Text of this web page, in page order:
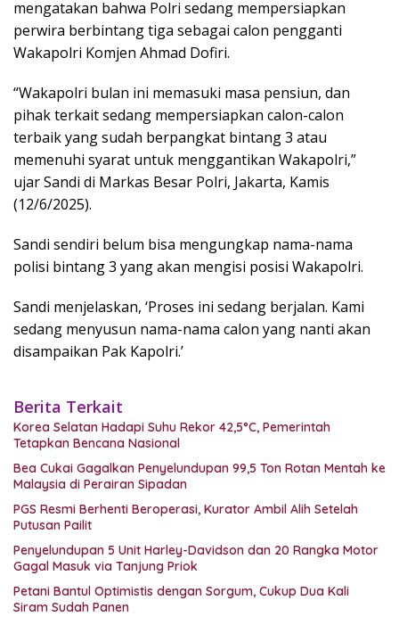
mengatakan bahwa Polri sedang mempersiapkan
perwira berbintang tiga sebagai calon pengganti
Wakapolri Komjen Ahmad Dofiri.
“Wakapolri bulan ini memasuki masa pensiun, dan
pihak terkait sedang mempersiapkan calon-calon
terbaik yang sudah berpangkat bintang 3 atau
memenuhi syarat untuk menggantikan Wakapolri,”
ujar Sandi di Markas Besar Polri, Jakarta, Kamis
(12/6/2025).
Sandi sendiri belum bisa mengungkap nama-nama
polisi bintang 3 yang akan mengisi posisi Wakapolri.
Sandi menjelaskan, ‘Proses ini sedang berjalan. Kami
sedang menyusun nama-nama calon yang nanti akan
disampaikan Pak Kapolri.’
Berita Terkait
Korea Selatan Hadapi Suhu Rekor 42,5°C, Pemerintah
Tetapkan Bencana Nasional
Bea Cukai Gagalkan Penyelundupan 99,5 Ton Rotan Mentah ke
Malaysia di Perairan Sipadan
PGS Resmi Berhenti Beroperasi, Kurator Ambil Alih Setelah
Putusan Pailit
Penyelundupan 5 Unit Harley-Davidson dan 20 Rangka Motor
Gagal Masuk via Tanjung Priok
Petani Bantul Optimistis dengan Sorgum, Cukup Dua Kali
Siram Sudah Panen